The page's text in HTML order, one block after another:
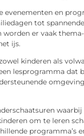
en
tot
er vaak
ijs.
kinderen als
lesprogramma dat
om te leren
programma’s